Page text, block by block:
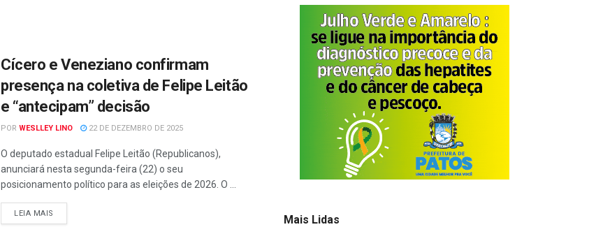
Cícero e Veneziano confirmam
presença na coletiva de Felipe Leitão
e “antecipam” decisão
POR WESLLEY LINO 22 DE DEZEMBRO DE 2025
O deputado estadual Felipe Leitão (Republicanos),
anunciará nesta segunda-feira (22) o seu
posicionamento político para as eleições de 2026. O ...
LEIA MAIS Mais Lidas